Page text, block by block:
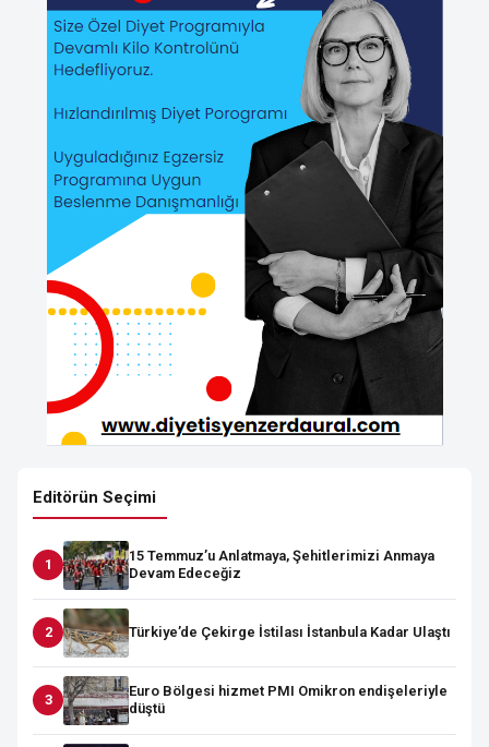
Editörün Seçimi
15 Temmuz’u Anlatmaya, Şehitlerimizi Anmaya
Devam Edeceğiz
Türkiye’de Çekirge İstilası İstanbula Kadar Ulaştı
Euro Bölgesi hizmet PMI Omikron endişeleriyle
düştü